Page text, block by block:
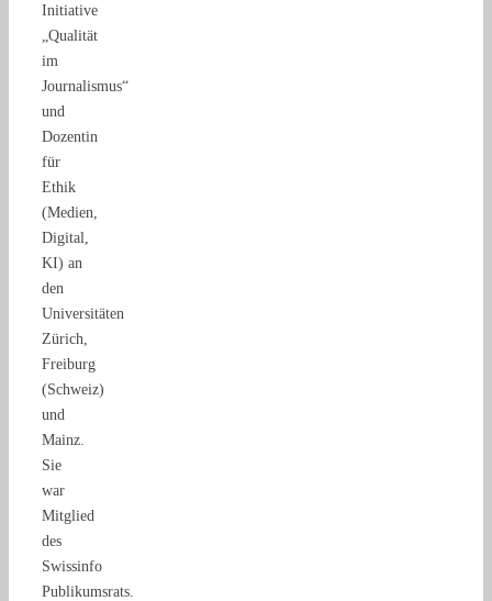
Initiative
„Qualität
im
Journalismus“
und
Dozentin
für
Ethik
(Medien,
Digital,
KI) an
den
Universitäten
Zürich,
Freiburg
(Schweiz)
und
Mainz.
Sie
war
Mitglied
des
Swissinfo
Publikumsrats.